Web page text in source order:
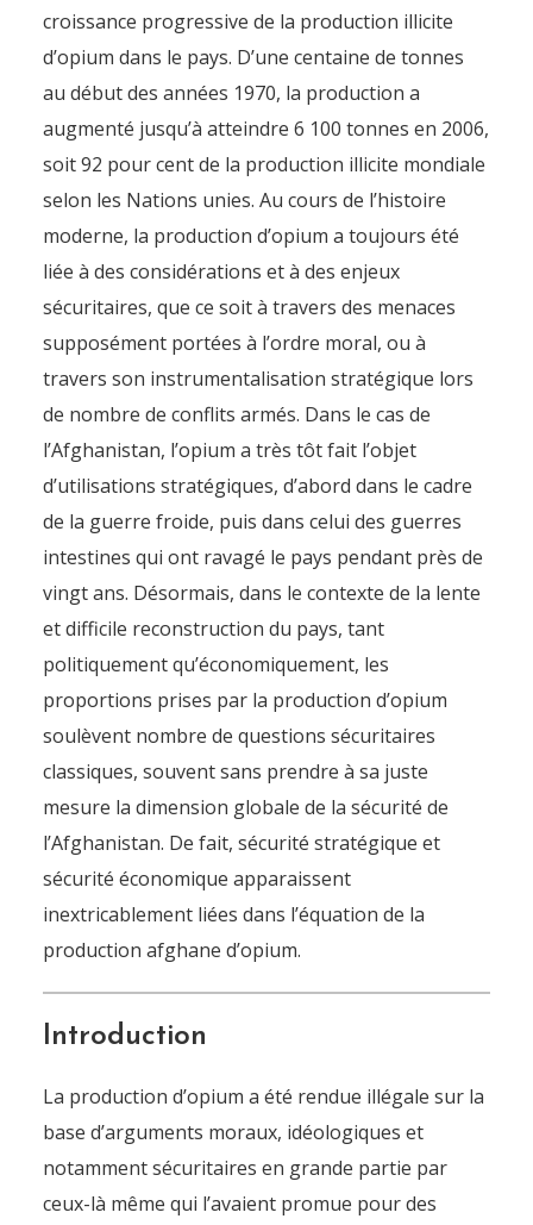
croissance progressive de la production illicite
d’opium dans le pays. D’une centaine de tonnes
au début des années 1970, la production a
augmenté jusqu’à atteindre 6 100 tonnes en 2006,
soit 92 pour cent de la production illicite mondiale
selon les Nations unies. Au cours de l’histoire
moderne, la production d’opium a toujours été
liée à des considérations et à des enjeux
sécuritaires, que ce soit à travers des menaces
supposément portées à l’ordre moral, ou à
travers son instrumentalisation stratégique lors
de nombre de conflits armés. Dans le cas de
l’Afghanistan, l’opium a très tôt fait l’objet
d’utilisations stratégiques, d’abord dans le cadre
de la guerre froide, puis dans celui des guerres
intestines qui ont ravagé le pays pendant près de
vingt ans. Désormais, dans le contexte de la lente
et difficile reconstruction du pays, tant
politiquement qu’économiquement, les
proportions prises par la production d’opium
soulèvent nombre de questions sécuritaires
classiques, souvent sans prendre à sa juste
mesure la dimension globale de la sécurité de
l’Afghanistan. De fait, sécurité stratégique et
sécurité économique apparaissent
inextricablement liées dans l’équation de la
production afghane d’opium.
Introduction
La production d’opium a été rendue illégale sur la
base d’arguments moraux, idéologiques et
notamment sécuritaires en grande partie par
ceux-là même qui l’avaient promue pour des